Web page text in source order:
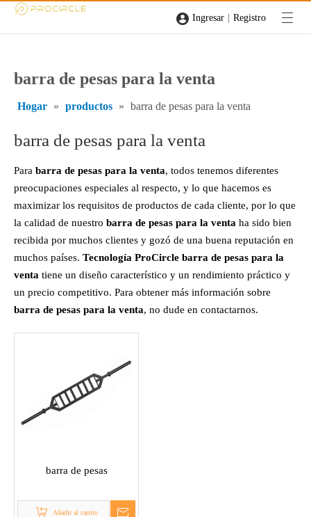
Ingresar | Registro
barra de pesas para la venta
Hogar » productos » barra de pesas para la venta
barra de pesas para la venta
Para barra de pesas para la venta, todos tenemos diferentes
preocupaciones especiales al respecto, y lo que hacemos es
maximizar los requisitos de productos de cada cliente, por lo que
la calidad de nuestro barra de pesas para la venta ha sido bien
recibida por muchos clientes y gozó de una buena reputación en
muchos países. Tecnología ProCircle barra de pesas para la
venta tiene un diseño característico y un rendimiento práctico y
un precio competitivo. Para obtener más información sobre
barra de pesas para la venta, no dude en contactarnos.
barra de pesas
Añadir al carrito